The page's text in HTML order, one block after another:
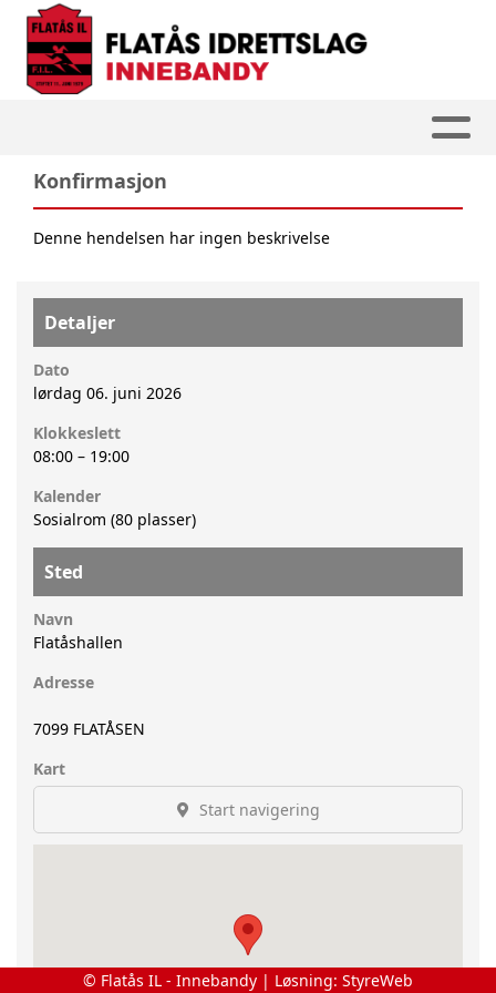
Konfirmasjon
Denne hendelsen har ingen beskrivelse
Detaljer
Dato
lørdag 06. juni 2026
Klokkeslett
08:00 – 19:00
Kalender
Sosialrom (80 plasser)
Sted
Navn
Flatåshallen
Adresse
7099 FLATÅSEN
Kart
Start navigering
© Flatås IL - Innebandy | Løsning: StyreWeb